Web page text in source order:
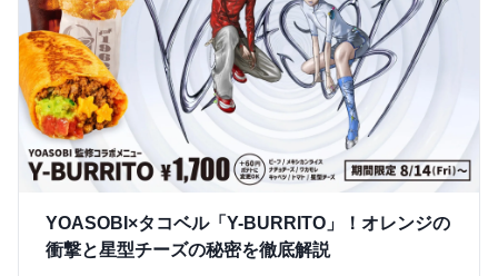
YOASOBI×タコベル「Y-BURRITO」！オレンジの
衝撃と星型チーズの秘密を徹底解説